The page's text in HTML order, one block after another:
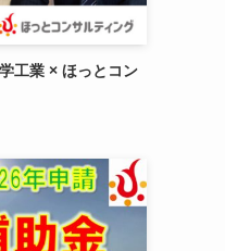
工業 × ほっとコン